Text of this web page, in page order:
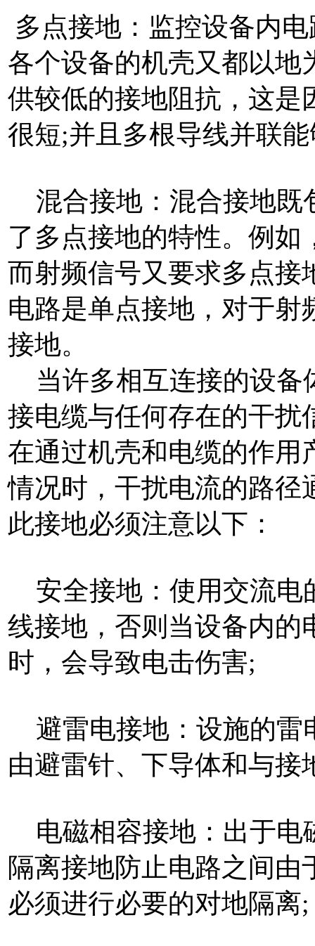
多点接地：监控设备内
各个设备的机壳又都以地
供较低的接地阻抗，这是
很短;并且多根导线并联
混合接地：混合接地既
了多点接地的特性。例
而射频信号又要求多点接
电路是单点接地，对于射
接地。
当许多相互连接的设备
接电缆与任何存在的干扰
在通过机壳和电缆的作用
情况时，干扰电流的路径
此接地必须注意以下：
安全接地：使用交流电
线接地，否则当设备内的
时，会导致电击伤害;
避雷电接地：设施的雷
由避雷针、下导体和与接
电磁相容接地：出于电
隔离接地防止电路之间
必须进行必要的对地隔离;